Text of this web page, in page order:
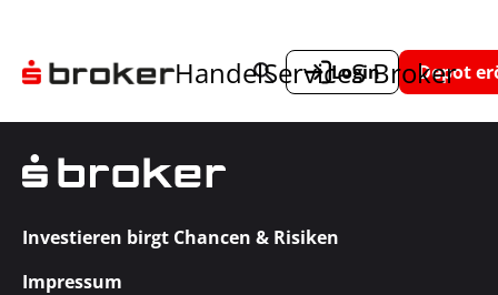
HandelServiceS Broker
Login Depot
Investieren birgt Chancen & Risiken
Impressum